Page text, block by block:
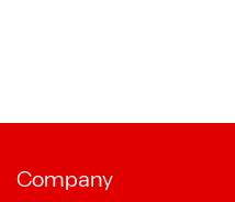
Company